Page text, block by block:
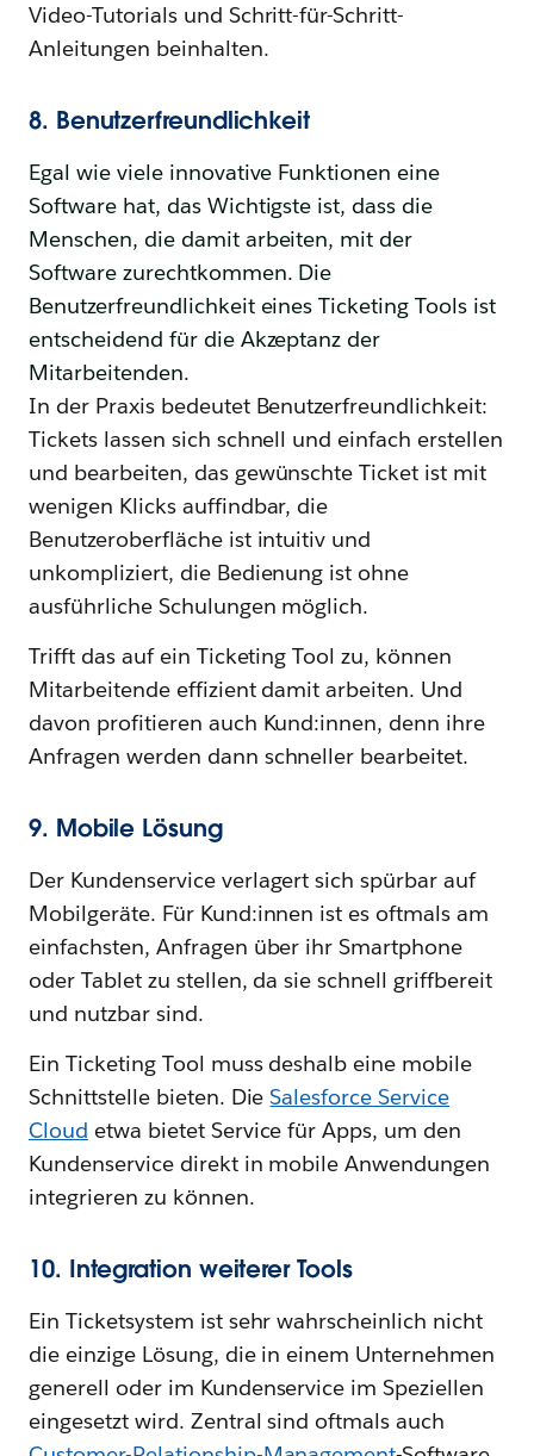
Video-Tutorials und Schritt-für-Schritt-
Anleitungen beinhalten.
8. Benutzerfreundlichkeit
Egal wie viele innovative Funktionen eine
Software hat, das Wichtigste ist, dass die
Menschen, die damit arbeiten, mit der
Software zurechtkommen. Die
Benutzerfreundlichkeit eines Ticketing Tools ist
entscheidend für die Akzeptanz der
Mitarbeitenden.
In der Praxis bedeutet Benutzerfreundlichkeit:
Tickets lassen sich schnell und einfach erstellen
und bearbeiten, das gewünschte Ticket ist mit
wenigen Klicks auffindbar, die
Benutzeroberfläche ist intuitiv und
unkompliziert, die Bedienung ist ohne
ausführliche Schulungen möglich.
Trifft das auf ein Ticketing Tool zu, können
Mitarbeitende effizient damit arbeiten. Und
davon profitieren auch Kund:innen, denn ihre
Anfragen werden dann schneller bearbeitet.
9. Mobile Lösung
Der Kundenservice verlagert sich spürbar auf
Mobilgeräte. Für Kund:innen ist es oftmals am
einfachsten, Anfragen über ihr Smartphone
oder Tablet zu stellen, da sie schnell griffbereit
und nutzbar sind.
Ein Ticketing Tool muss deshalb eine mobile
Schnittstelle bieten. DieSalesforce Service
Cloud etwa bietet Service für Apps, um den
Kundenservice direkt in mobile Anwendungen
integrieren zu können.
10. Integration weiterer Tools
Ein Ticketsystem ist sehr wahrscheinlich nicht
die einzige Lösung, die in einem Unternehmen
generell oder im Kundenservice im Speziellen
eingesetzt wird. Zentral sind oftmals auch